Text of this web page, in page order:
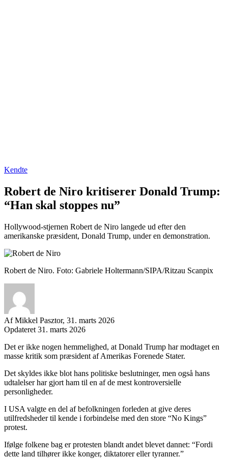
Kendte
Robert de Niro kritiserer Donald Trump:
“Han skal stoppes nu”
Hollywood-stjernen Robert de Niro langede ud efter den
amerikanske præsident, Donald Trump, under en demonstration.
Robert de Niro. Foto: Gabriele Holtermann/SIPA/Ritzau Scanpix
Af Mikkel Pasztor, 31. marts 2026
Opdateret 31. marts 2026
Det er ikke nogen hemmelighed, at Donald Trump har modtaget en
masse kritik som præsident af Amerikas Forenede Stater.
Det skyldes ikke blot hans politiske beslutninger, men også hans
udtalelser har gjort ham til en af de mest kontroversielle
personligheder.
I USA valgte en del af befolkningen forleden at give deres
utilfredsheder til kende i forbindelse med den store “No Kings”
protest.
Ifølge folkene bag er protesten blandt andet blevet dannet: “Fordi
dette land tilhører ikke konger, diktatorer eller tyranner.”